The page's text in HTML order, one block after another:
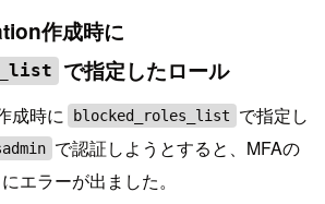
作成時に
で指定したロール
成時に blocked_roles_list
で指定し
で認証しようとすると、MFAの
エラーが出ました。